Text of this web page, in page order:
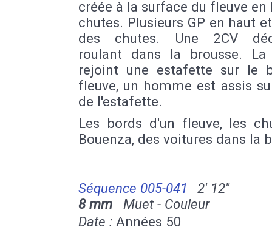
créée à la surface du fleuve en
chutes. Plusieurs GP en haut
des chutes. Une 2CV
roulant dans la brousse. La
rejoint une estafette sur le
fleuve, un homme est assis
de l'estafette.
Les bords d'un fleuve, les
Bouenza, des voitures dans la
Séquence 005-041
2' 12''
8 mm Muet - Couleur
Date : Années 50